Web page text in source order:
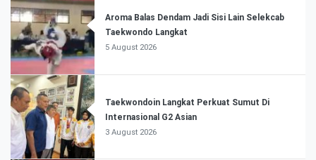
Aroma Balas Dendam Jadi Sisi Lain Selekcab
Taekwondo Langkat
5 August 2026
Taekwondoin Langkat Perkuat Sumut Di
Internasional G2 Asian
3 August 2026